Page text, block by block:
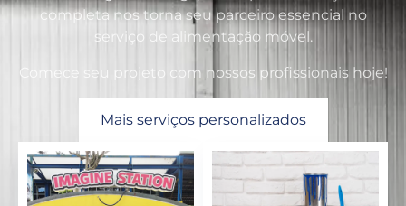
completa nos torna seu parceiro essencial no
serviço de alimentação móvel.
Comece seu projeto com nossos profissionais hoje!
Mais serviços personalizados